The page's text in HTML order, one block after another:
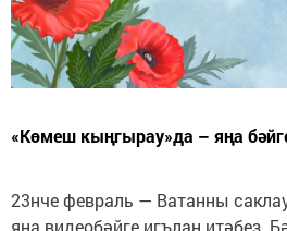
«Көмеш кыңгырау»да – яңа
23нче февраль — Ватанны